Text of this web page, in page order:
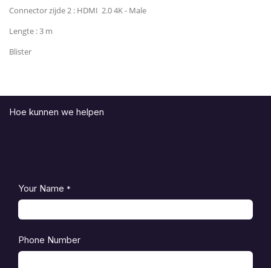
Connector zijde 2 : HDMI 2.0 4K - Male
Lengte : 3 m
Blister
Hoe kunnen we helpen
Your Name *
Phone Number